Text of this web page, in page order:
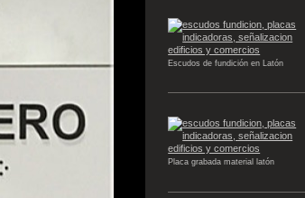
Escudos de fundición en Latón
Placa grabada material latón